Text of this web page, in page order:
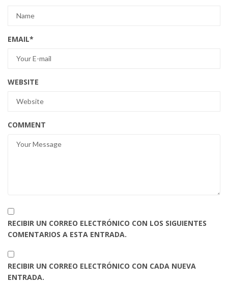
EMAIL*
WEBSITE
COMMENT
RECIBIR UN CORREO ELECTRÓNICO CON LOS SIGUIENTES
COMENTARIOS A ESTA ENTRADA.
RECIBIR UN CORREO ELECTRÓNICO CON CADA NUEVA
ENTRADA.